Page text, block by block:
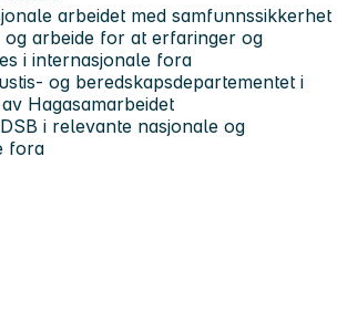
arbeidet med samfunnssikkerhet
og arbeide for at erfaringer og
i internasjonale fora
og beredskapsdepartementet i
Hagasamarbeidet
i relevante nasjonale og
fora